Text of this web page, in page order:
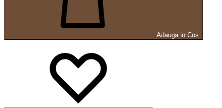
Adauga in Cos